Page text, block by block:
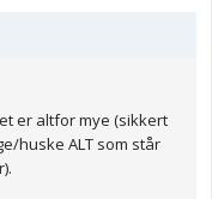
er altfor mye (sikkert
huske ALT som står